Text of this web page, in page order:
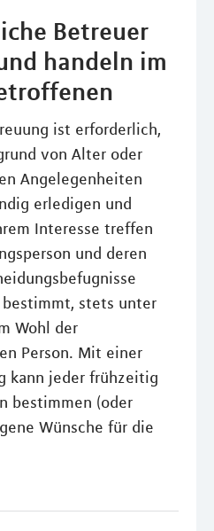
Betreuer
handeln im
ist erforderlich,
von Alter oder
Angelegenheiten
erledigen und
Interesse treffen
und deren
stets unter
Wohl der
Person. Mit einer
kann jeder frühzeitig
bestimmen (oder
Wünsche für die